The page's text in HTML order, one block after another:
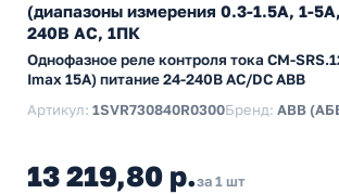
(диапазоны измерения 0.3-1.5А, 1-
240В AC, 1ПК
Однофазное реле контроля тока CM-
Imax 15A) питание 24-240В AC/DC ABB
Артикул: 1SVR730840R0300Бренд: ABB
13 219,80 р.за 1 шт